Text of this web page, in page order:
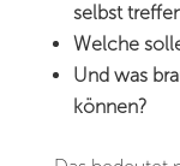
selbst
Welche
Und was
können?